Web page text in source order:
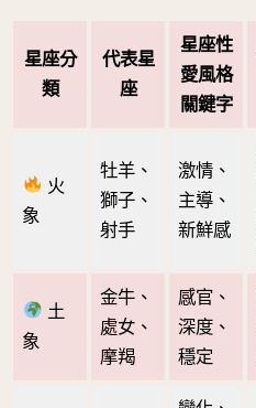
星座分
類
代表星
座
星座性
愛風格
關鍵字
火
象
牡羊、
獅子、
射手
激情、
主導、
新鮮感
土
象
金牛、
處女、
摩羯
感官、
深度、
穩定